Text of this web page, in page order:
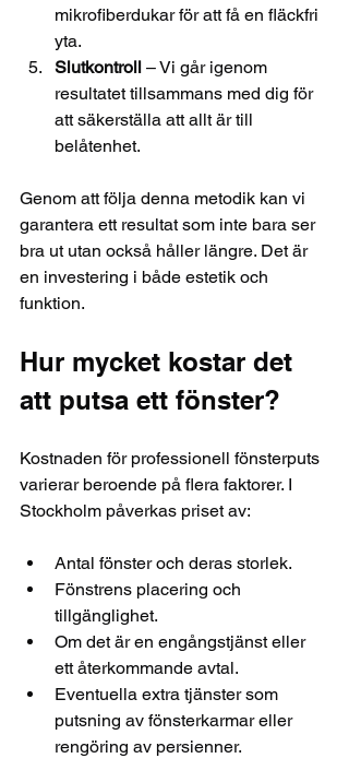
mikrofiberdukar för att få en fläckfri
yta.
Slutkontroll – Vi går igenom
resultatet tillsammans med dig för
att säkerställa att allt är till
belåtenhet.
Genom att följa denna metodik kan vi
garantera ett resultat som inte bara ser
bra ut utan också håller längre. Det är
en investering i både estetik och
funktion.
Hur mycket kostar det
att putsa ett fönster?
Kostnaden för professionell fönsterputs
varierar beroende på flera faktorer. I
Stockholm påverkas priset av:
Antal fönster och deras storlek.
Fönstrens placering och
tillgänglighet.
Om det är en engångstjänst eller
ett återkommande avtal.
Eventuella extra tjänster som
putsning av fönsterkarmar eller
rengöring av persienner.